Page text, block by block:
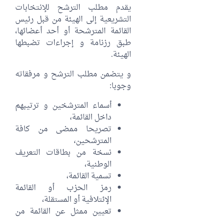
يقدم مطلب الترشح للإنتخابات
التشريعية إلى الهيئة من قبل رئيس
القائمة المترشحة أو أحد أعضائها،
طبق رزنامة و إجراءات تضبطها
الهيئة.
و يتضمن مطلب الترشح و مرفقاته
وجوبا:
أسماء المترشخين و ترتيبهم
داخل القائمة،
تصريحا ممضى من كافة
المترشحين،
نسخة من بطاقات التعريف
الوطنية،
تسمية القائمة،
رمز الحزب أو القائمة
الإئتلافية أو المستقلة،
تعيين ممثل عن القائمة من